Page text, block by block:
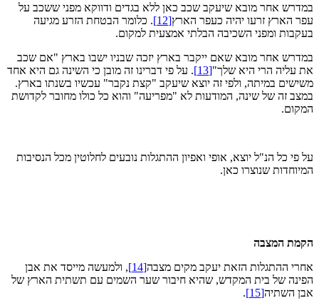
במדרש אחר מובא שיעקב שכב כאן ללא בגדים ודווקא מפני ששכב על
עפר הארץ זרעו יהיה כעפר הארץ[12]
. כלומר הבטחת הזרע מגיעה
בעקבות ומפני השכיבה הבלתי אמצעית למקום.
במדרש אחר מובא שאם ייקבר בארץ יזכה שבניו ישבו בארץ "אם שכב
את עליה הרי היא שלך"[13]
. על פי דברינו זה מובן כי השינה גם היא אחד
משישים במיתה, ולפי זה יוצא שיעקב "קצת נקבר" עכשיו בשנתו בארץ.
במצב זה של שינה, המודעות לא "מפריעה" והוא כל כולו מחובר לקדושת
המקום.
על פי כל הנ"ל יוצא, אופי ואפיון ההתגלות נובעים לחלוטין מכל הנסיבות
המיוחדות שנוצרו כאן.
הקמת המצבה
אחרי ההתגלות הזאת יעקב מקים מצבה[14]
, ולמעשה מייסד את אבן
הפינה של בית המקדש, שהיא חיבור שער השמים עם תשתית הארץ של
אבן השתיה[15]
.